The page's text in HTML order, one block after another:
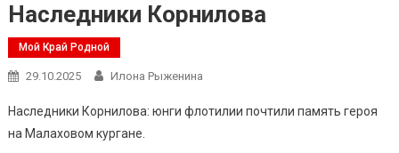
Наследники Корнилова
Мой Край Родной
29.10.2025 Илона Рыженина
Наследники Корнилова: юнги флотилии почтили память героя
на Малаховом кургане.